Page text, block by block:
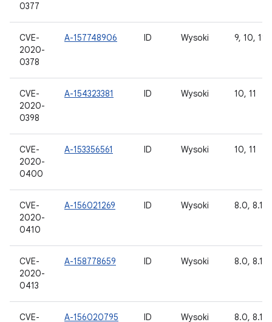
0377
CVE-
2020-
0378
A-157748906 ID Wysoki 9, 10, 11
CVE-
2020-
0398
A-154323381 ID Wysoki 10, 11
CVE-
2020-
0400
A-153356561 ID Wysoki 10, 11
CVE-
2020-
0410
A-156021269 ID Wysoki 8.0, 8.1,
CVE-
2020-
0413
A-158778659 ID Wysoki 8.0, 8.1,
CVE-
A-156020795 ID Wysoki 8.0, 8.1,